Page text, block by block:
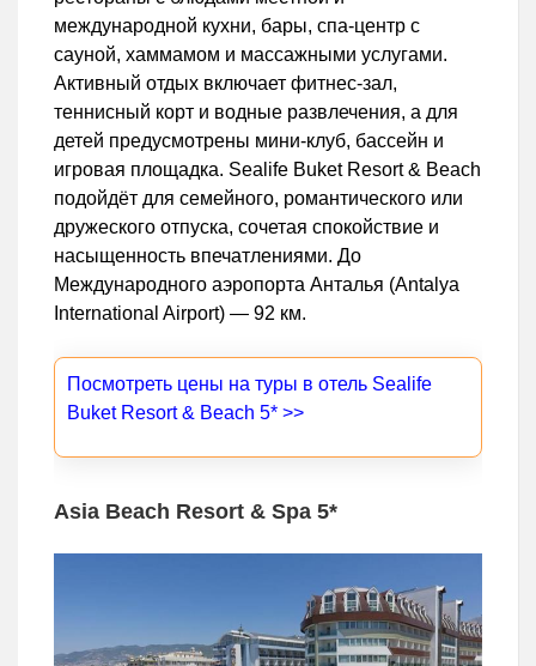
международной кухни, бары, спа-центр с
сауной, хаммамом и массажными услугами.
Активный отдых включает фитнес-зал,
теннисный корт и водные развлечения, а для
детей предусмотрены мини-клуб, бассейн и
игровая площадка. Sealife Buket Resort & Beach
подойдёт для семейного, романтического или
дружеского отпуска, сочетая спокойствие и
насыщенность впечатлениями. До
Международного аэропорта Анталья (Antalya
International Airport) — 92 км.
Посмотреть цены на туры в отель Sealife
Buket Resort & Beach 5* >>
Asia Beach Resort & Spa 5*